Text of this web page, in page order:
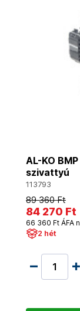
AL-KO
szivattyú
113793
89 360 Ft
84 270 Ft
66 360 Ft ÁFA
2 hét